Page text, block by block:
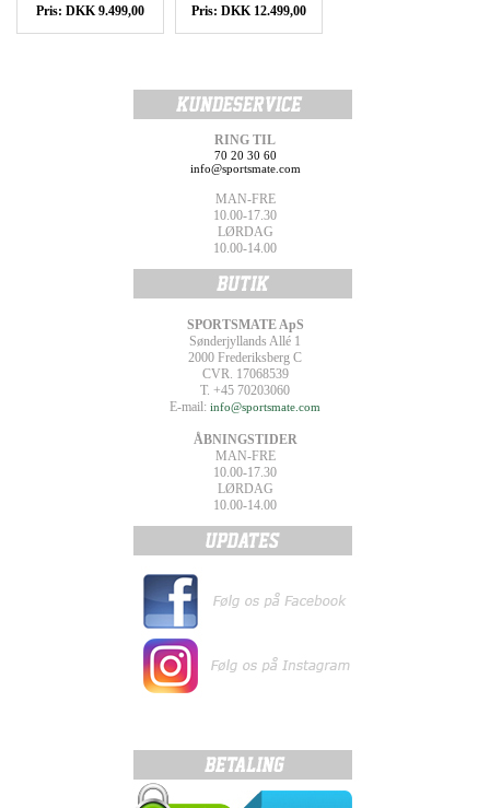
Pris: DKK 9.499,00 Pris: DKK 12.499,00
RING TIL
70 20 30 60
info@sportsmate.com
MAN-FRE
10.00-17.30
LØRDAG
10.00-14.00
SPORTSMATE ApS
Sønderjyllands Allé 1
2000 Frederiksberg C
CVR. 17068539
T. +45 70203060
E-mail: info@sportsmate.com
ÅBNINGSTIDER
MAN-FRE
10.00-17.30
LØRDAG
10.00-14.00